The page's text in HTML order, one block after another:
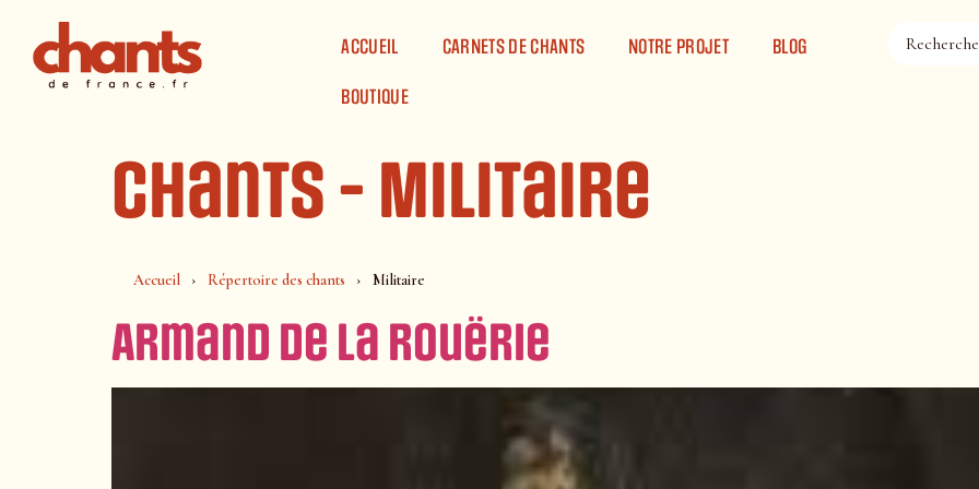
ACCUEIL
CARNETS DE CHANTS NOTRE PROJET BLOG
BOUTIQUE
Chants - Militaire
Accueil Répertoire des chants Militaire
Armand de la Rouërie